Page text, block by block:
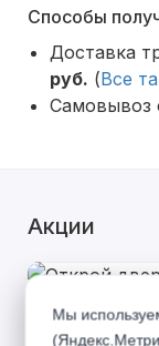
Способы
Доставка
руб. (Все
Самовывоз
Акции
Мы